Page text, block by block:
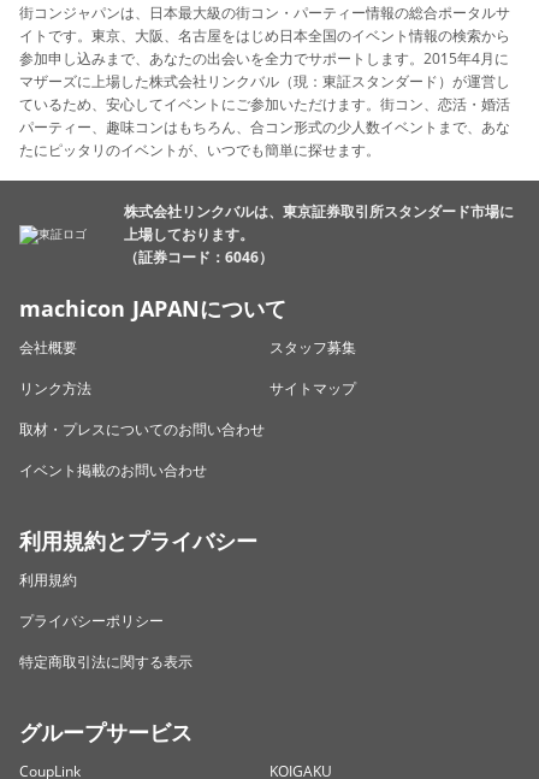
街コンジャパンは、日本最大級の街コン・パーティー情報の総合ポータルサ
イトです。東京、大阪、名古屋をはじめ日本全国のイベント情報の検索から
参加申し込みまで、あなたの出会いを全力でサポートします。2015年4月に
マザーズに上場した株式会社リンクバル（現：東証スタンダード）が運営し
ているため、安心してイベントにご参加いただけます。街コン、恋活・婚活
パーティー、趣味コンはもちろん、合コン形式の少人数イベントまで、あな
たにピッタリのイベントが、いつでも簡単に探せます。
株式会社リンクバルは、東京証券取引所スタンダード市場に
上場しております。
（証券コード：6046）
machicon JAPANについて
会社概要
スタッフ募集
リンク方法
サイトマップ
取材・プレスについてのお問い合わせ
イベント掲載のお問い合わせ
利用規約とプライバシー
利用規約
プライバシーポリシー
特定商取引法に関する表示
グループサービス
CoupLink
KOIGAKU